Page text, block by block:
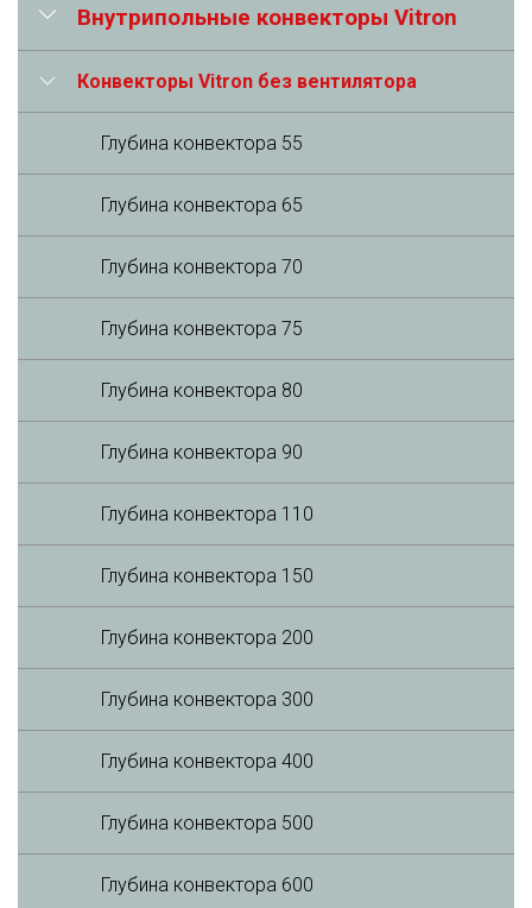
Внутрипольные конвекторы Vitron
Конвекторы Vitron без вентилятора
Глубина конвектора 55
Глубина конвектора 65
Глубина конвектора 70
Глубина конвектора 75
Глубина конвектора 80
Глубина конвектора 90
Глубина конвектора 110
Глубина конвектора 150
Глубина конвектора 200
Глубина конвектора 300
Глубина конвектора 400
Глубина конвектора 500
Глубина конвектора 600